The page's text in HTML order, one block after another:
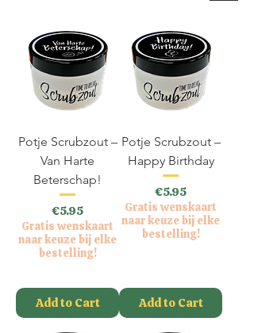
Potje Scrubzout –
Van Harte
Beterschap!
Price
€5.95
Gratis wenskaart
naar keuze bij elke
bestelling!
Add to Cart
Potje Scrubzout –
Happy Birthday
Price
€5.95
Gratis wenskaart
naar keuze bij elke
bestelling!
Add to Cart